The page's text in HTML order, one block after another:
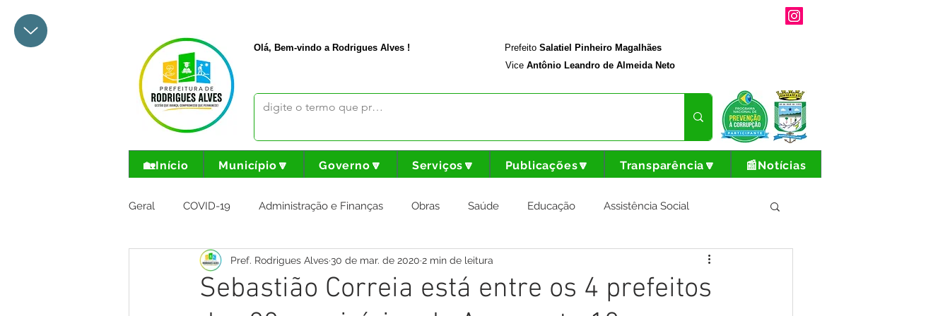
Olá, Bem-vindo a Rodrigues Alves ! Prefeito Salatiel Pinheiro Magalhães
Vice Antônio Leandro de Almeida Neto
🏡Início Município🔽 Governo🔽 Serviços🔽 Publicações🔽 Transparência🔽 📰Notícias
Geral COVID-19 Administração e Finanças Obras Saúde Educação Assistência Social
Meio Ambiente e Turismo Institucional e Governo Cultura Esporte e Lazer
Sebastião Correia está entre os 4 prefeitos
Pref. Rodrigues Alves 30 de mar. de 2020 2 min de leitura